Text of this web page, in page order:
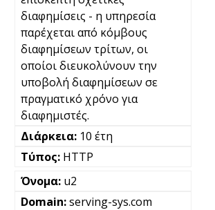
διαφημίσεις - η υπηρεσία
παρέχεται από κόμβους
διαφημίσεων τρίτων, οι
οποίοι διευκολύνουν την
υποβολή διαφημίσεων σε
πραγματικό χρόνο για
διαφημιστές.
10 έτη
HTTP
u2
serving-sys.com